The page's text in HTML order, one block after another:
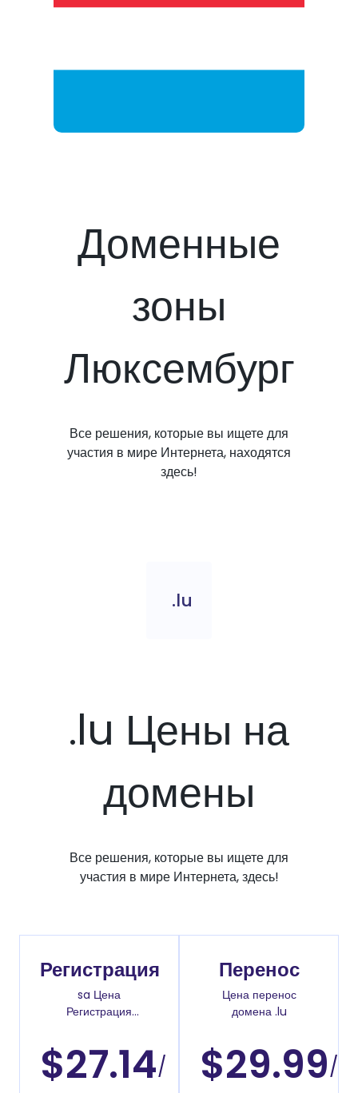
Доменные
зоны
Люксембург
Все решения, которые вы ищете для
участия в мире Интернета, находятся
здесь!
.lu
.lu Цены на
домены
Все решения, которые вы ищете для
участия в мире Интернета, здесь!
Регистрация
sa Цена
Регистрация
$27.14/
Перенос
Цена перенос
домена .lu
$29.99/